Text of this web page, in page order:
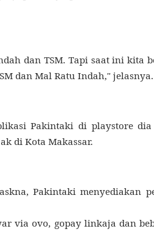
dan TSM. Tapi saat ini
dan Mal Ratu Indah," jelasnya.
Pakintaki di playstore
di Kota Makassar.
Pakintaki menyediakan
via ovo, gopay linkaja dan